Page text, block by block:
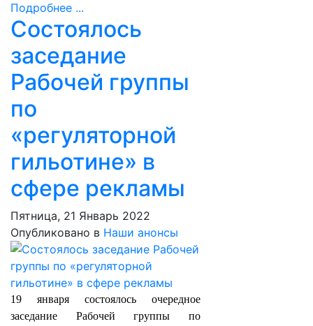
Подробнее ...
Состоялось
заседание
Рабочей группы
по
«регуляторной
гильотине» в
сфере рекламы
Пятница, 21 Январь 2022
Опубликовано в Наши анонсы
19 января состоялось очередное
заседание Рабочей группы по